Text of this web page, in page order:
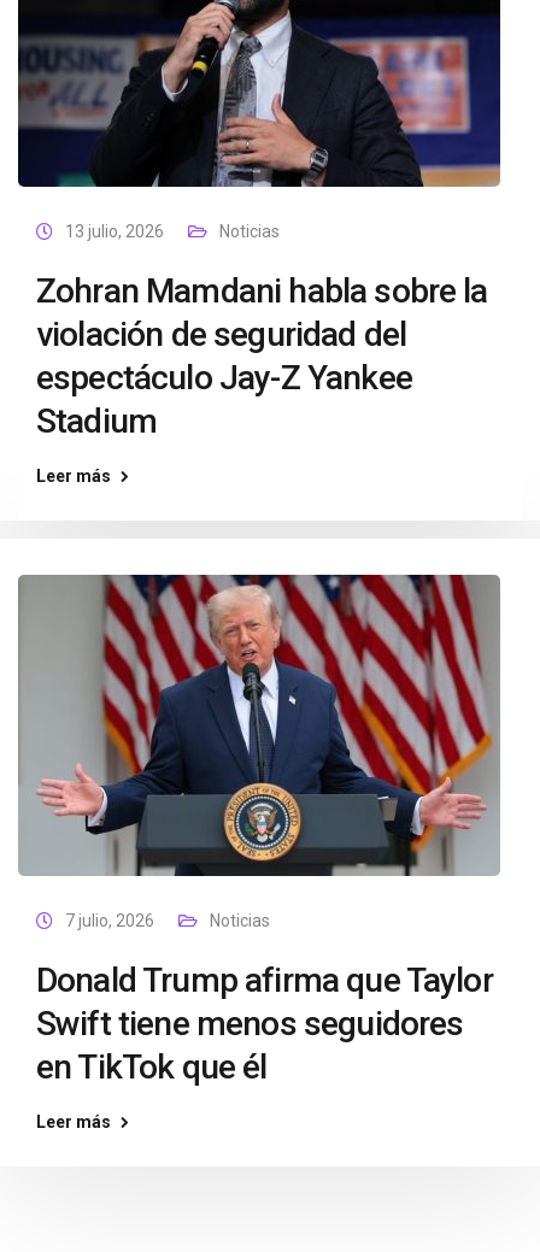
13 julio, 2026 Noticias
Zohran Mamdani habla sobre la
violación de seguridad del
espectáculo Jay-Z Yankee
Stadium
Leer más
7 julio, 2026 Noticias
Donald Trump afirma que Taylor
Swift tiene menos seguidores
en TikTok que él
Leer más